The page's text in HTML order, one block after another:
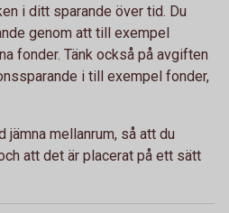
i ditt sparande över tid. Du
genom att till exempel
fonder. Tänk också på avgiften
i till exempel fonder,
mellanrum, så att du
att det är placerat på ett sätt